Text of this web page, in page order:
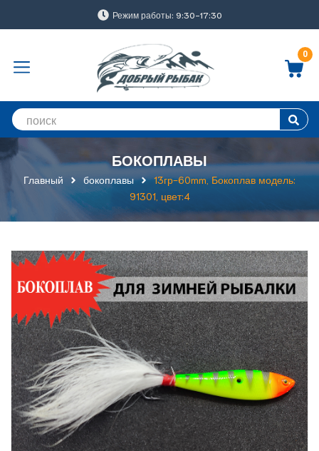
Режим работы: 9:30-17:30
0
БОКОПЛАВЫ
Главный бокоплавы
13гр-60mm, Бокоплав модель:
91301, цвет:4